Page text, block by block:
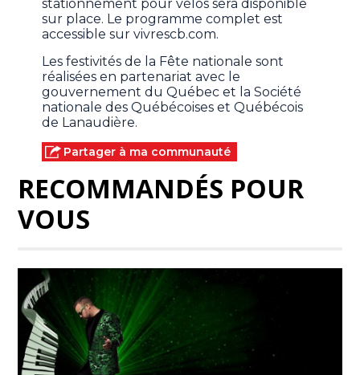
stationnement pour vélos sera disponible
sur place. Le programme complet est
accessible sur vivrescb.com.
Les festivités de la Fête nationale sont
réalisées en partenariat avec le
gouvernement du Québec et la Société
nationale des Québécoises et Québécois
de Lanaudière.
Partager à ma communauté
RECOMMANDÉS POUR
VOUS